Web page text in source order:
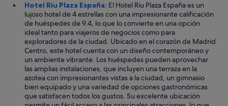
Hotel Riu Plaza España: El Hotel Riu Plaza España es un
lujoso hotel de 4 estrellas con una impresionante calificación
de huéspedes de 9.4, lo que lo convierte en una opción
ideal tanto para viajeros de negocios como para
exploradores de la ciudad. Ubicado en el corazón de Madrid
Centro, este hotel cuenta con un diseño contemporáneo y
un ambiente vibrante. Los huéspedes pueden aprovechar
las amplias instalaciones, que incluyen una terraza en la
azotea con impresionantes vistas a la ciudad, un gimnasio
bien equipado y una variedad de opciones gastronómicas
que satisfacen todos los gustos. Su excelente ubicación